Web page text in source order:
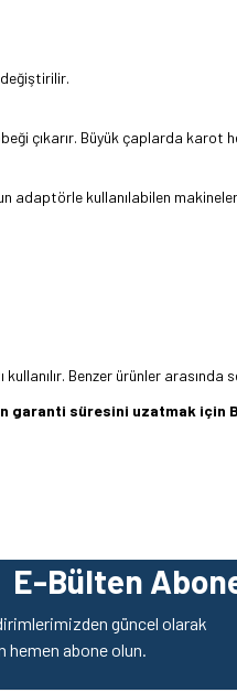
çıkarır. Büyük çaplarda karot
adaptörle kullanılabilen
Benzer ürünler
garanti süresini uzatmak
Yorum Yaz
Soru Sor
E-Bülten
güncel olarak
hemen abone olun.